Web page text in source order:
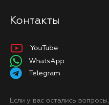
Контакты
YouTube
WhatsApp
Telegram
Если у вас остались вопросы,